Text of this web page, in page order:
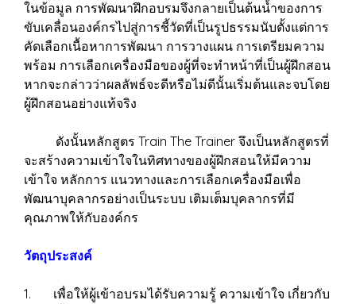
ในข้อมูล การพัฒนาฝึกอบรมจึงกลายเป็นต้นน้ำของการ
ขับเคลื่อนองค์กรไปสู่การชี้วัดที่เป็นรูปธรรมนับตั้งแต่การ
คัดเลือกเนื้อหาการพัฒนา การวางแผน การเตรียมความ
พร้อม การเลือกเครื่องมือของผู้ที่จะทำหน้าที่เป็นผู้ฝึกสอน
หากจะกล่าวว่าผลลัพธ์จะดีหรือไม่ดีนั้นเริ่มต้นและจบโดย
ผู้ฝึกสอนอย่างแท้จริง
ดังนั้นหลักสูตร Train The Trainer จึงเป็นหลักสูตรที่
จะสร้างความเข้าใจในทิศทางของผู้ฝึกสอนให้มีความ
เข้าใจ หลักการ แนวทางและการเลือกเครื่องมือเพื่อ
พัฒนาบุคลากรอย่างเป็นระบบ เติมเต็มบุคลากรที่มี
คุณภาพให้กับองค์กร
วัตถุประสงค์
1. เพื่อให้ผู้เข้าอบรมได้รับความรู้ ความเข้าใจ เกี่ยวกับ